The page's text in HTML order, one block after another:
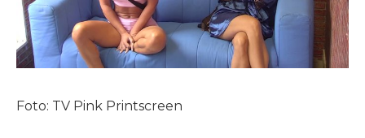
Foto: TV Pink Printscreen